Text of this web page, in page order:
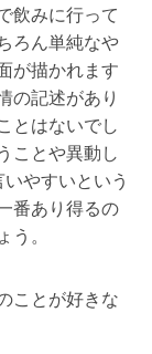
飲みに行って
ろん単純なや
が描かれます
の記述があり
とはないでし
ことや異動し
やすいという
番あり得るの
う。
ことが好きな